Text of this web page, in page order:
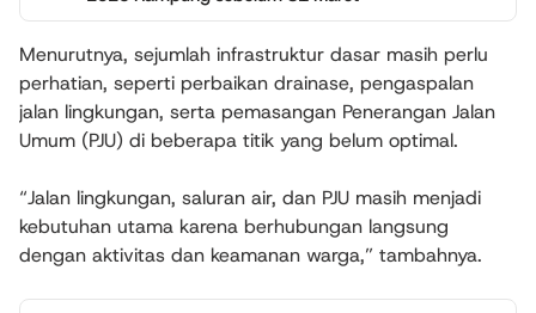
Menurutnya, sejumlah infrastruktur dasar masih perlu
perhatian, seperti perbaikan drainase, pengaspalan
jalan lingkungan, serta pemasangan Penerangan Jalan
Umum (PJU) di beberapa titik yang belum optimal.
“Jalan lingkungan, saluran air, dan PJU masih menjadi
kebutuhan utama karena berhubungan langsung
dengan aktivitas dan keamanan warga,” tambahnya.